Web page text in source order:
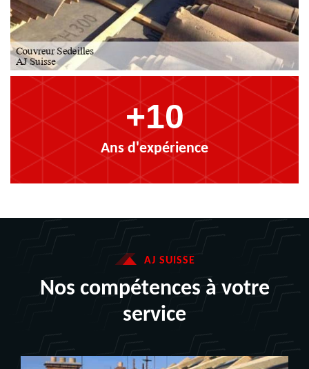
+10
Ans d'expérience
AJ SUISSE
Nos compétences à votre
service